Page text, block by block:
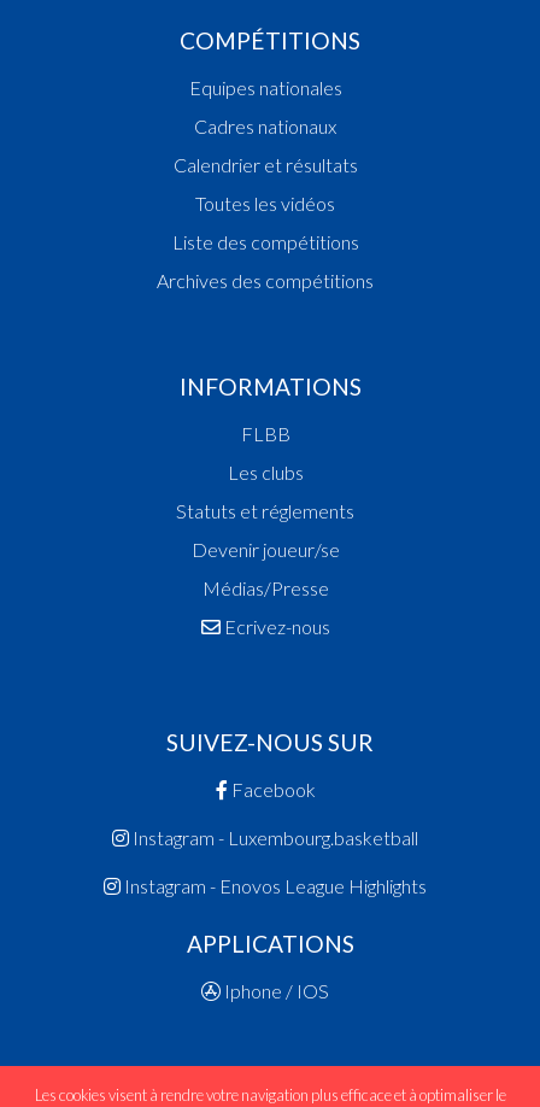
COMPÉTITIONS
Equipes nationales
Cadres nationaux
Calendrier et résultats
Toutes les vidéos
Liste des compétitions
Archives des compétitions
INFORMATIONS
FLBB
Les clubs
Statuts et réglements
Devenir joueur/se
Médias/Presse
Ecrivez-nous
SUIVEZ-NOUS SUR
Facebook
Instagram - Luxembourg.basketball
Instagram - Enovos League Highlights
APPLICATIONS
Iphone / IOS
Les cookies visent à rendre votre navigation plus efficace et à optimaliser le